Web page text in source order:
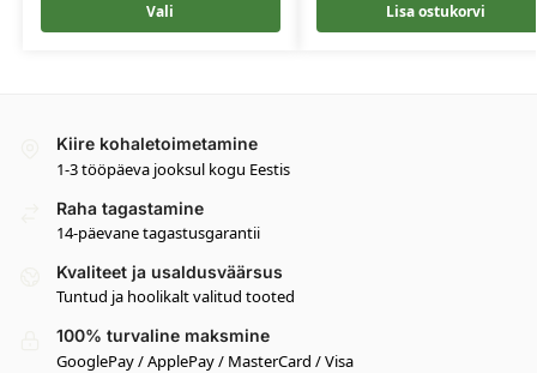
Vali Lisa ostukorvi
Kiire kohaletoimetamine
1-3 tööpäeva jooksul kogu Eestis
Raha tagastamine
14-päevane tagastusgarantii
Kvaliteet ja usaldusväärsus
Tuntud ja hoolikalt valitud tooted
100% turvaline maksmine
GooglePay / ApplePay / MasterCard / Visa